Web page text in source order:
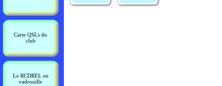
Carte QSLs du
club
Le RCDREL en
vadrouille